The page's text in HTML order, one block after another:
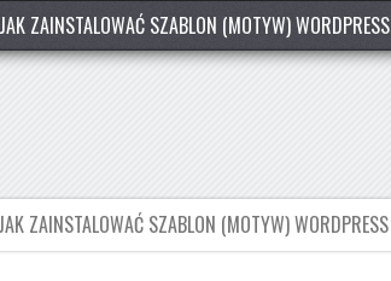
JAK ZAINSTALOWAĆ SZABLON (MOTYW) WORDPRESS
JAK ZAINSTALOWAĆ SZABLON (MOTYW) WORDPRESS